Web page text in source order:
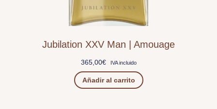
Jubilation XXV Man | Amouage
365,00€ IVA incluido
Añadir al carrito